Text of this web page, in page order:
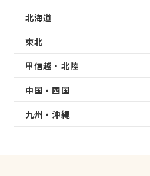
北海道
東北
甲信越・北陸
中国・四国
九州・沖縄